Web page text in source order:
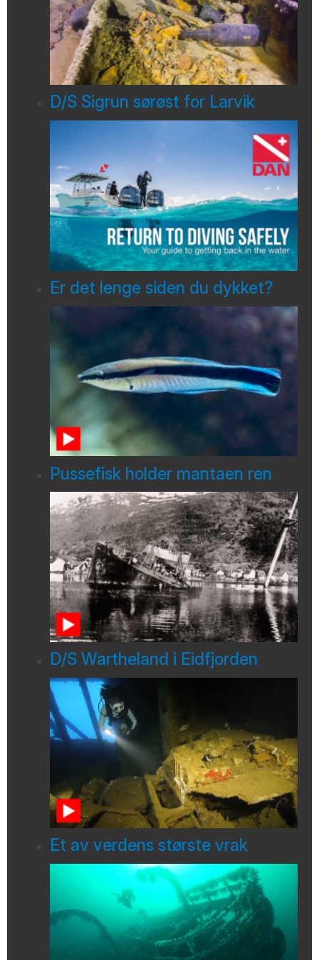
D/S Sigrun sørøst for Larvik
Er det lenge siden du dykket?
Pussefisk holder mantaen ren
D/S Wartheland i Eidfjorden
Et av verdens største vrak